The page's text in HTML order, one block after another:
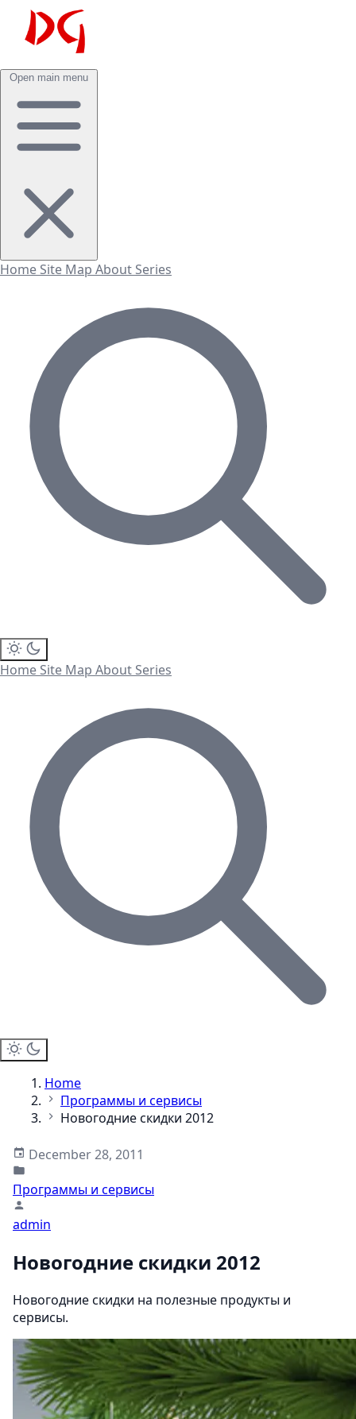
Open main menu
Home Site Map About Series
Home Site Map About Series
Home
Программы и сервисы
Новогодние скидки 2012
December 28, 2011
Программы и сервисы
admin
Новогодние скидки 2012
Новогодние скидки на полезные продукты и
сервисы.